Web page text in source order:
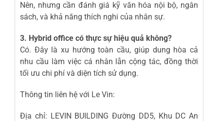
Nên, nhưng cần đánh giá kỹ văn hóa nội bộ, ngân
sách, và khả năng thích nghi của nhân sự.
3. Hybrid office có thực sự hiệu quả không?
Có. Đây là xu hướng toàn cầu, giúp dung hòa cả
nhu cầu làm việc cá nhân lẫn cộng tác, đồng thời
tối ưu chi phí và diện tích sử dụng.
Thông tin liên hệ với Le Vin:
Địa chỉ: LEVIN BUILDING Đường DD5, Khu DC An